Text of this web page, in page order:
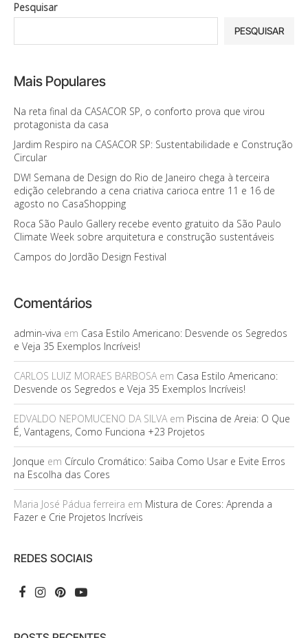
Pesquisar
PESQUISAR
Mais Populares
Na reta final da CASACOR SP, o conforto prova que virou
protagonista da casa
Jardim Respiro na CASACOR SP: Sustentabilidade e Construção
Circular
DW! Semana de Design do Rio de Janeiro chega à terceira
edição celebrando a cena criativa carioca entre 11 e 16 de
agosto no CasaShopping
Roca São Paulo Gallery recebe evento gratuito da São Paulo
Climate Week sobre arquitetura e construção sustentáveis
Campos do Jordão Design Festival
Comentários
admin-viva em Casa Estilo Americano: Desvende os Segredos
e Veja 35 Exemplos Incríveis!
CARLOS LUIZ MORAES BARBOSAem Casa Estilo Americano:
Desvende os Segredos e Veja 35 Exemplos Incríveis!
EDVALDO NEPOMUCENO DA SILVAem Piscina de Areia: O Que
É, Vantagens, Como Funciona +23 Projetos
Jonque em Círculo Cromático: Saiba Como Usar e Evite Erros
na Escolha das Cores
Maria José Pádua ferreira em Mistura de Cores: Aprenda a
Fazer e Crie Projetos Incríveis
REDES SOCIAIS